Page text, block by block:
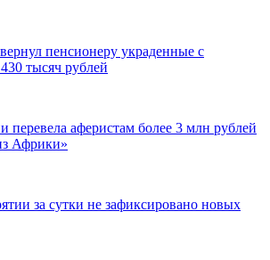
пенсионеру украденные с
тысяч рублей
перевела аферистам более 3 млн рублей
Африки»
за сутки не зафиксировано новых